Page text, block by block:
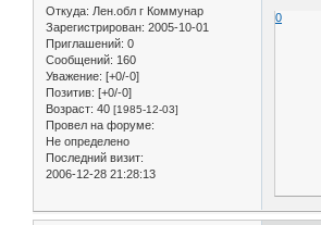
Откуда: Лен.обл г Коммунар
Зарегистрирован: 2005-10-01
Приглашений: 0
Сообщений: 160
Уважение: [+0/-0]
Позитив: [+0/-0]
Возраст: 40 [1985-12-03]
Провел на форуме:
Не определено
Последний визит:
2006-12-28 21:28:13
0